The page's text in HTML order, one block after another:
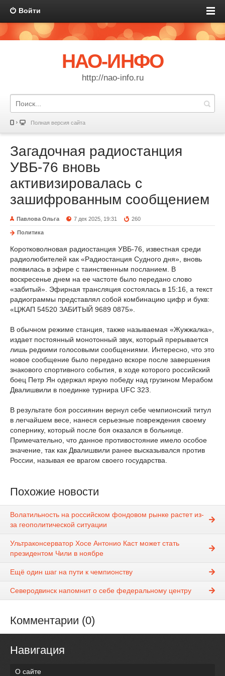
Войти
НАО-ИНФО
http://nao-info.ru
Полная версия сайта
Загадочная радиостанция
УВБ-76 вновь
активизировалась с
зашифрованным сообщением
Павлова Ольга 7 дек 2025, 19:31 260
Политика
Коротковолновая радиостанция УВБ-76, известная среди
радиолюбителей как «Радиостанция Судного дня», вновь
появилась в эфире с таинственным посланием. В
воскресенье днем на ее частоте было передано слово
«забитый». Эфирная трансляция состоялась в 15:16, а текст
радиограммы представлял собой комбинацию цифр и букв:
«ЦЖАП 54520 ЗАБИТЫЙ 9689 0875».
В обычном режиме станция, также называемая «Жужжалка»,
издает постоянный монотонный звук, который прерывается
лишь редкими голосовыми сообщениями. Интересно, что это
новое сообщение было передано вскоре после завершения
знакового спортивного события, в ходе которого российский
боец Петр Ян одержал яркую победу над грузином Мерабом
Двалишвили в поединке турнира UFC 323.
В результате боя россиянин вернул себе чемпионский титул
в легчайшем весе, нанеся серьезные повреждения своему
сопернику, который после боя оказался в больнице.
Примечательно, что данное противостояние имело особое
значение, так как Двалишвили ранее высказывался против
России, называя ее врагом своего государства.
Похожие новости
Волатильность на российском фондовом рынке растет из-
за геополитической ситуации
Ультраконсерватор Хосе Антонио Каст может стать
президентом Чили в ноябре
Ещё один шаг на пути к чемпионству
Северодвинск напомнит о себе федеральному центру
Комментарии (0)
Навигация
О сайте